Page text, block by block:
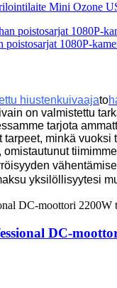
Mini Ozone
1080P-
hiustenkuivaajato
on valmistettu
tarjota
minkä
yksilöllisyytesi
DC-